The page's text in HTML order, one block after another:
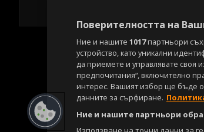
Поверителността на
Ние и нашите 1017партньори
устройство, като уникални
да приемете и управлявате своя
предпочитания“, включително
интерес. Вашият избор ще бъде
данните за сърфиране.
Ние и нашите партньори